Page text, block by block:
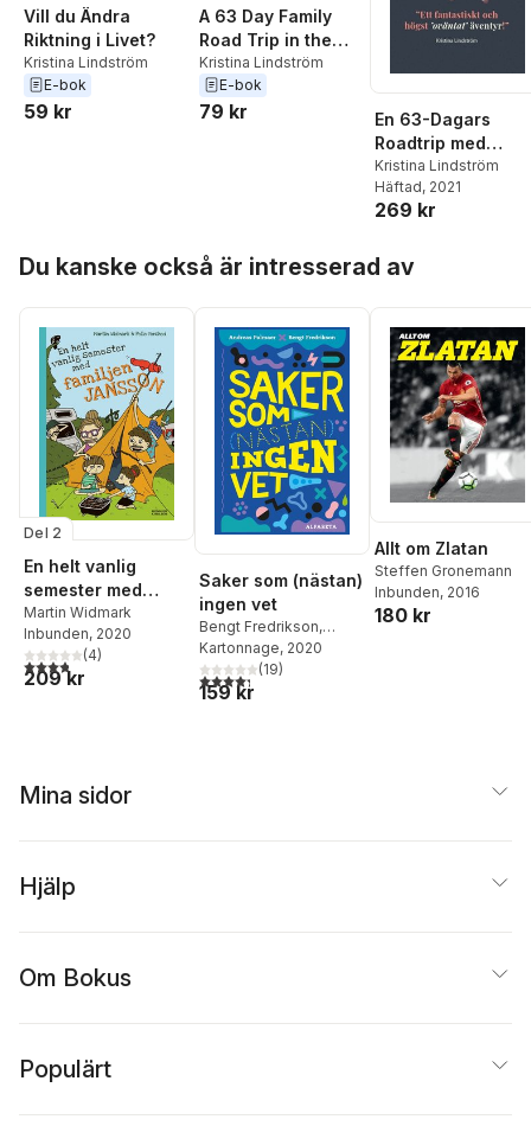
Vill du Ändra
Riktning i Livet?
Kristina Lindström
E-bok
59 kr
A 63 Day Family
Road Trip in the
USA
Kristina Lindström
E-bok
79 kr
En 63-Dagars
Roadtrip med
Familjen i USA :
fantastiskt och
högst ’oväntat’
Kristina Lindström
Häftad, 2021
269 kr
Du kanske också är intresserad av
Del 2
En helt vanlig
semester med
familjen Jansson
Martin Widmark
Inbunden, 2020
3,8utav 5 stjärnor. Totalt antal röster:
(4)
209 kr
Saker som (nästan)
ingen vet
Bengt Fredrikson,
Andreas Palmaer
Kartonnage, 2020
4,3utav 5 stjärnor. Totalt antal röster:
(19)
159 kr
Allt om Zlatan
Steffen Gronemann
Inbunden, 2016
180 kr
Mina sidor
Hjälp
Om Bokus
Populärt